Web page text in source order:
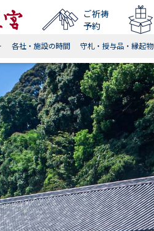
ご祈祷
予約
各社・施設の時間 守札・授与品・縁起物